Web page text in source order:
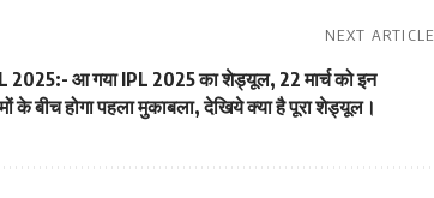
NEXT ARTICLE
2025:- आ गया IPL 2025 का शेड्यूल, 22 मार्च को इन
के बीच होगा पहला मुकाबला, देखिये क्या है पूरा शेड्यूल।